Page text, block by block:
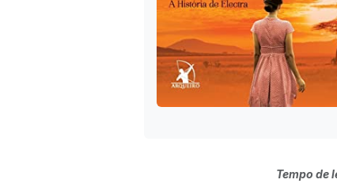
Tempo de